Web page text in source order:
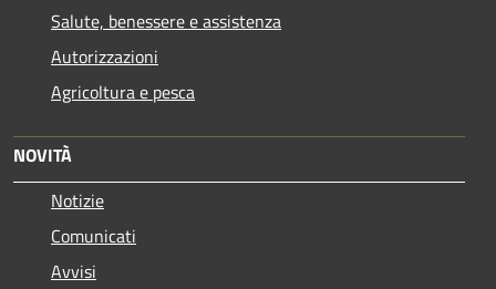
Salute, benessere e assistenza
Autorizzazioni
Agricoltura e pesca
NOVITÀ
Notizie
Comunicati
Avvisi